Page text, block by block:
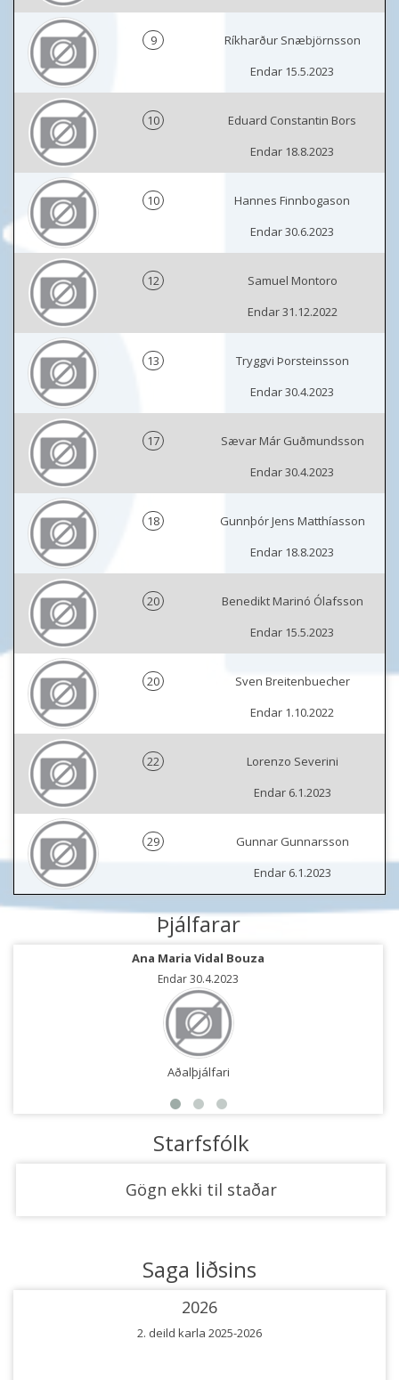
9
Ríkharður Snæbjörnsson
Endar 15.5.2023
10
Eduard Constantin Bors
Endar 18.8.2023
10
Hannes Finnbogason
Endar 30.6.2023
12
Samuel Montoro
Endar 31.12.2022
13
Tryggvi Þorsteinsson
Endar 30.4.2023
17
Sævar Már Guðmundsson
Endar 30.4.2023
18
Gunnþór Jens Matthíasson
Endar 18.8.2023
20
Benedikt Marinó Ólafsson
Endar 15.5.2023
20
Sven Breitenbuecher
Endar 1.10.2022
22
Lorenzo Severini
Endar 6.1.2023
29
Gunnar Gunnarsson
Endar 6.1.2023
Þjálfarar
Ana Maria Vidal Bouza
Endar 30.4.2023
Aðalþjálfari
Starfsfólk
Gögn ekki til staðar
Saga liðsins
2026
2. deild karla 2025-2026